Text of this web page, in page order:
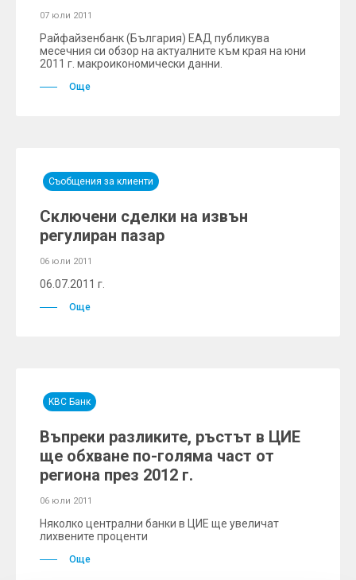
07 юли 2011
Райфайзенбанк (България) ЕАД публикува
месечния си обзор на актуалните към края на юни
2011 г. макроикономически данни.
Още
Съобщения за клиенти
Сключени сделки на извън
регулиран пазар
06 юли 2011
06.07.2011 г.
Още
KBC Банк
Въпреки разликите, ръстът в ЦИЕ
ще обхване по-голяма част от
региона през 2012 г.
06 юли 2011
Няколко централни банки в ЦИЕ ще увеличат
лихвените проценти
Още